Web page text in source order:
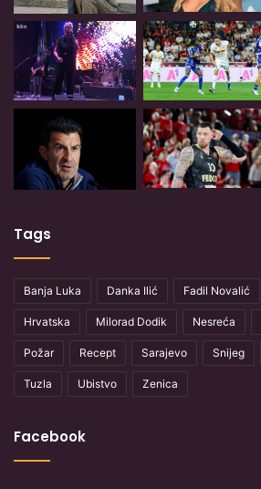
Tags
Banja Luka Danka Ilić Fadil Novalić
Hrvatska Milorad Dodik Nesreća
Požar Recept Sarajevo Snijeg
Tuzla Ubistvo Zenica
Facebook